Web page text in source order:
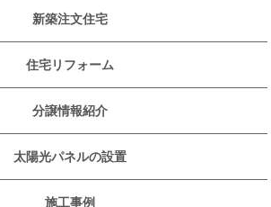
新築注文住宅
住宅リフォーム
分譲情報紹介
太陽光パネルの設置
施工事例